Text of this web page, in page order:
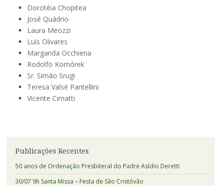
Dorotéia Chopitea
José Quádrio
Laura Meozzi
Luís Olivares
Margarida Occhiena
Rodolfo Komórek
Sr. Simão Srugi
Teresa Valsé Pantellini
Vicente Cimatti
Publicações Recentes
50 anos de Ordenação Presbiteral do Padre Asídio Deretti
30/07 9h Santa Missa – Festa de São Cristóvão